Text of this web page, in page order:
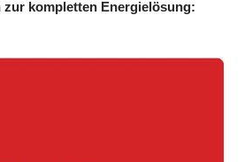
kompletten Energielösung: